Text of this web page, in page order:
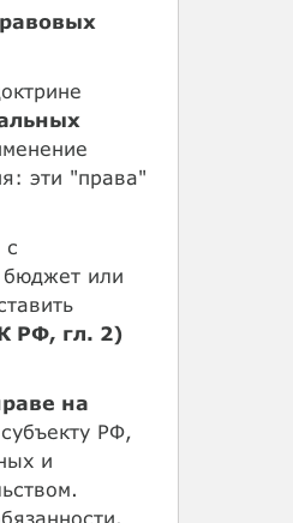
эти "права"
с
бюджет или
РФ, гл. 2)
на
РФ,
и